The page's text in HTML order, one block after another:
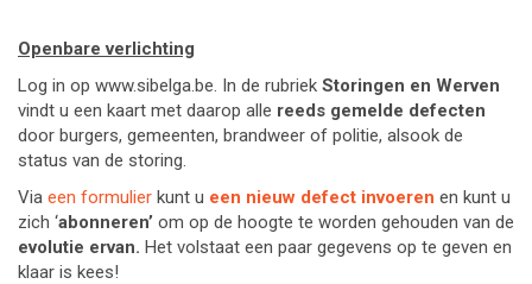
Openbare verlichting
Log in op www.sibelga.be. In de rubriek Storingen en Werven
vindt u een kaart met daarop alle reeds gemelde defecten
door burgers, gemeenten, brandweer of politie, alsook de
status van de storing.
Via een formulier kunt u een nieuw defect invoeren en kunt u
zich ‘abonneren’ om op de hoogte te worden gehouden van de
evolutie ervan. Het volstaat een paar gegevens op te geven en
klaar is kees!